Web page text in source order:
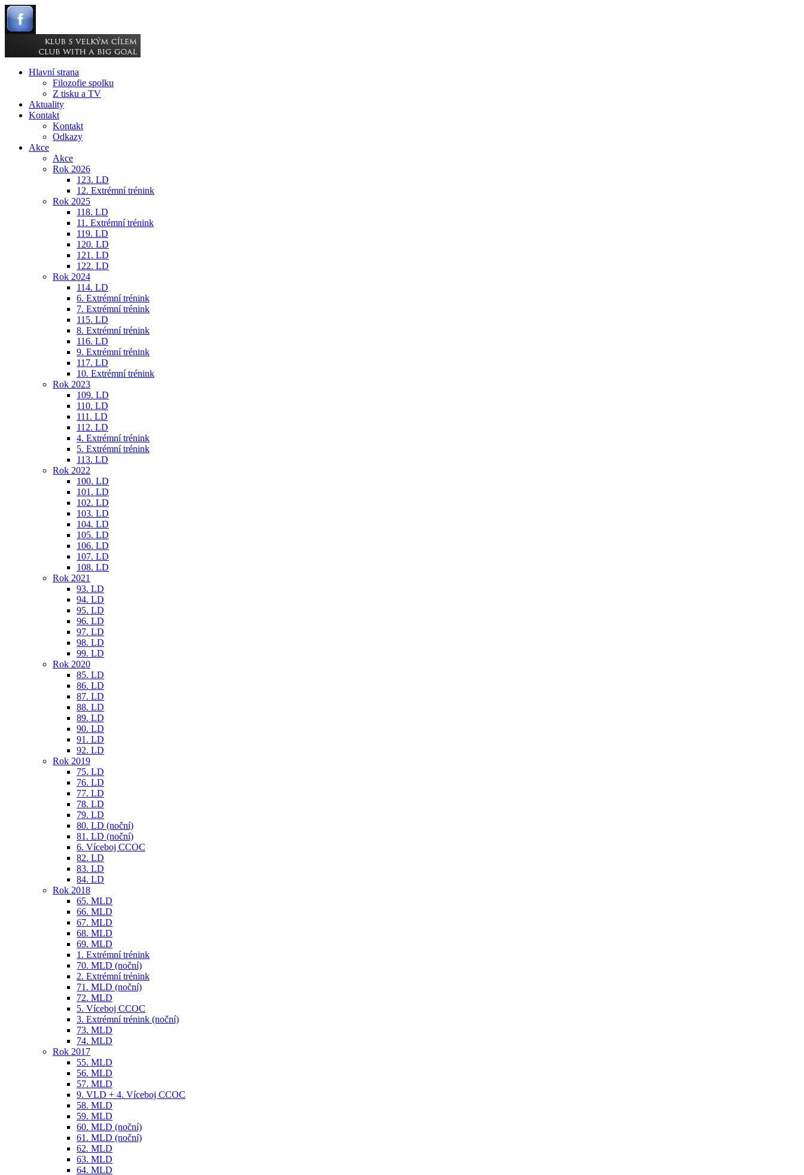
Hlavní strana
Filozofie spolku
Z tisku a TV
Aktuality
Kontakt
Kontakt
Odkazy
Akce
Akce
Rok 2026
123. LD
12. Extrémní trénink
Rok 2025
118. LD
11. Extrémní trénink
119. LD
120. LD
121. LD
122. LD
Rok 2024
114. LD
6. Extrémní trénink
7. Extrémní trénink
115. LD
8. Extrémní trénink
116. LD
9. Extrémní trénink
117. LD
10. Extrémní trénink
Rok 2023
109. LD
110. LD
111. LD
112. LD
4. Extrémní trénink
5. Extrémní trénink
113. LD
Rok 2022
100. LD
101. LD
102. LD
103. LD
104. LD
105. LD
106. LD
107. LD
108. LD
Rok 2021
93. LD
94. LD
95. LD
96. LD
97. LD
98. LD
99. LD
Rok 2020
85. LD
86. LD
87. LD
88. LD
89. LD
90. LD
91. LD
92. LD
Rok 2019
75. LD
76. LD
77. LD
78. LD
79. LD
80. LD (noční)
81. LD (noční)
6. Víceboj CCOC
82. LD
83. LD
84. LD
Rok 2018
65. MLD
66. MLD
67. MLD
68. MLD
69. MLD
1. Extrémní trénink
70. MLD (noční)
2. Extrémní trénink
71. MLD (noční)
72. MLD
5. Víceboj CCOC
3. Extrémní trénink (noční)
73. MLD
74. MLD
Rok 2017
55. MLD
56. MLD
57. MLD
9. VLD + 4. Víceboj CCOC
58. MLD
59. MLD
60. MLD (noční)
61. MLD (noční)
62. MLD
63. MLD
64. MLD